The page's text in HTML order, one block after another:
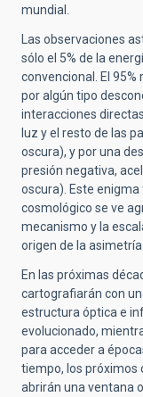
mundial.
Las observaciones
sólo el 5% de la
convencional. El
por algún tipo
interacciones
luz y el resto de las
oscura), y por una
presión negativa,
oscura). Este
cosmológico se ve
mecanismo y la
origen de la
En las próximas
cartografiarán con
estructura óptica e
evolucionado,
para acceder a
tiempo, los próximos
abrirán una ventana